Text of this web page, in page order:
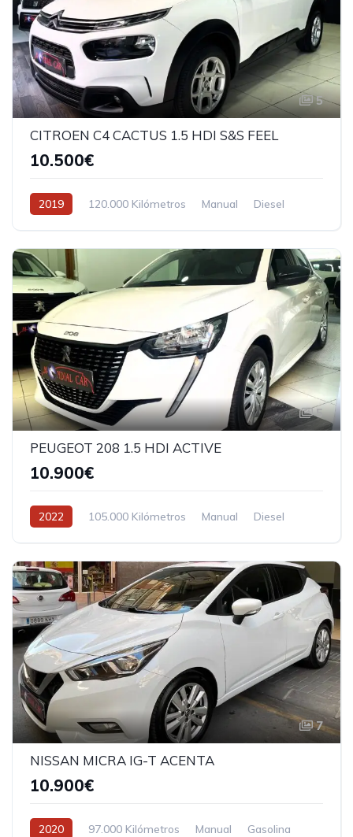
5
CITROEN C4 CACTUS 1.5 HDI S&S FEEL
10.500€
2019 120.000 Kilómetros Manual Diesel
5
PEUGEOT 208 1.5 HDI ACTIVE
10.900€
2022 105.000 Kilómetros Manual Diesel
7
NISSAN MICRA IG-T ACENTA
10.900€
2020 97.000 Kilómetros Manual Gasolina